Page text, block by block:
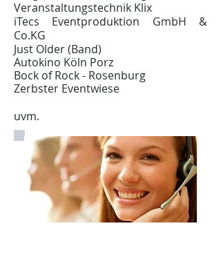
Veranstaltungstechnik Klix
iTecs Eventproduktion GmbH &
Co.KG
Just Older (Band)
Autokino Köln Porz
Bock of Rock - Rosenburg
Zerbster Eventwiese
uvm.